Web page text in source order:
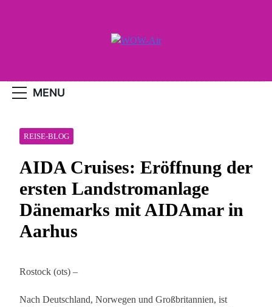
MENU
REISE-BLOG
AIDA Cruises: Eröffnung der
ersten Landstromanlage
Dänemarks mit AIDAmar in
Aarhus
Rostock (ots) –
Nach Deutschland, Norwegen und Großbritannien, ist